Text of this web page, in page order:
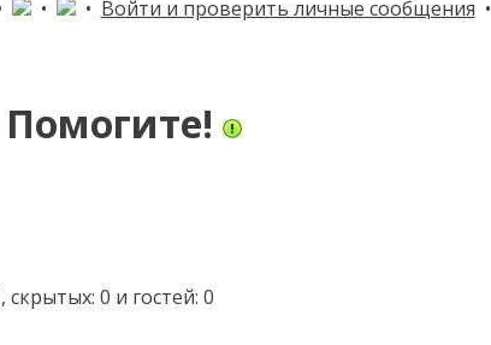
• • Войти и проверить личные сообщения •
0 и гостей: 0